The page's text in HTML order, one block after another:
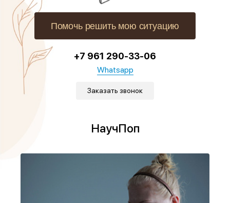
Помочь решить мою ситуацию
+7 961 290-33-06
Whatsapp
Заказать звонок
НаучПоп